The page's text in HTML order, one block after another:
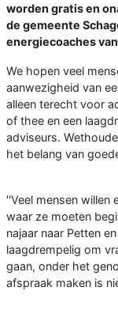
worden gratis en
de gemeente
energiecoaches
We hopen veel
aanwezigheid van
alleen terecht voor
of thee en een
adviseurs.
het belang van
''Veel mensen willen
waar ze moeten
najaar naar Petten
laagdrempelig om
gaan, onder het
afspraak maken is